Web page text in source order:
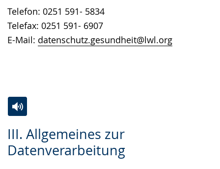
Telefon: 0251 591- 5834
Telefax: 0251 591- 6907
E-Mail: datenschutz.gesundheit@lwl.org
III. Allgemeines zur
Datenverarbeitung
Leichten
Sprache
Audio-
Unterstützung.
Video
in